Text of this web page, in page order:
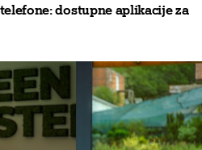
dostupne aplikacije za